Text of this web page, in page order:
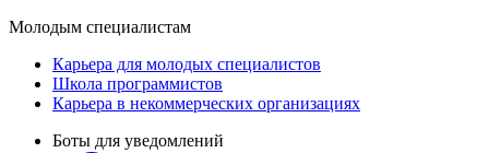
Молодым специалистам
Карьера для молодых специалистов
Школа программистов
Карьера в некоммерческих организациях
Боты для уведомлений